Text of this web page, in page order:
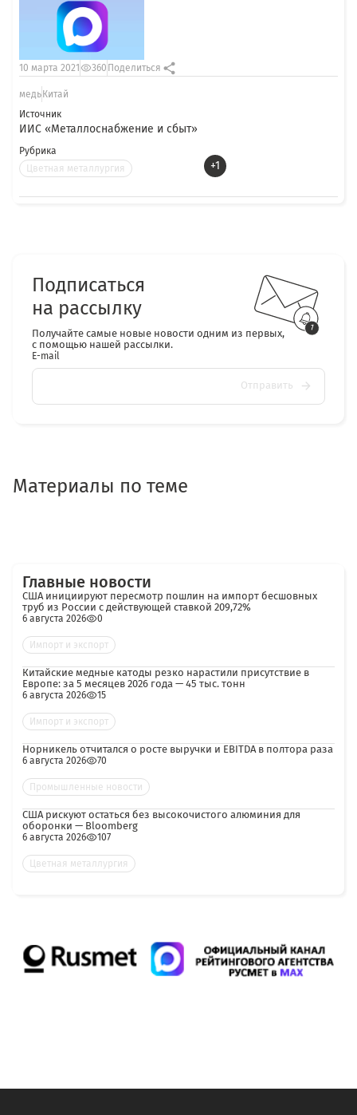
Источник
ИИС «Металлоснабжение и сбыт»
Рубрика
Цветная металлургия
+1
10 марта 2021 360 Поделиться
медь Китай
Подписаться
на рассылку
Получайте самые новые новости одним из первых,
с помощью нашей рассылки.
E-mail
Отправить
Материалы по теме
Главные новости
США инициируют пересмотр пошлин на импорт бесшовных
труб из России с действующей ставкой 209,72%
6 августа 2026 0
Импорт и экспорт
Китайские медные катоды резко нарастили присутствие в
Европе: за 5 месяцев 2026 года — 45 тыс. тонн
6 августа 2026 15
Импорт и экспорт
Норникель отчитался о росте выручки и EBITDA в полтора раза
6 августа 2026 70
Промышленные новости
США рискуют остаться без высокочистого алюминия для
оборонки — Bloomberg
6 августа 2026 107
Цветная металлургия